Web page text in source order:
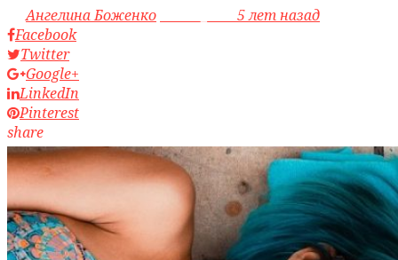
byАнгелина Боженко
5 лет назад
Facebook
Twitter
Google+
LinkedIn
Pinterest
share